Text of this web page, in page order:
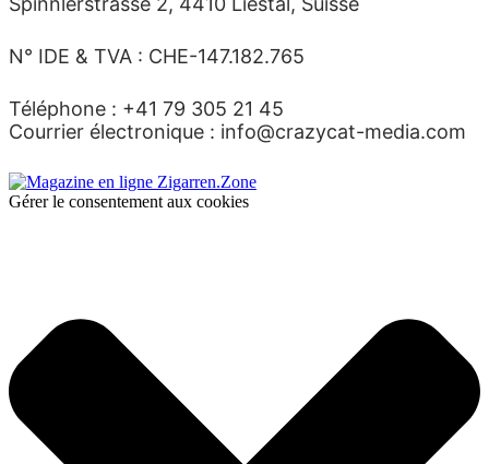
N° IDE & TVA : CHE-147.182.765
Téléphone : +41 79 305 21 45
Courrier électronique : info@crazycat-media.com
Gérer le consentement aux cookies